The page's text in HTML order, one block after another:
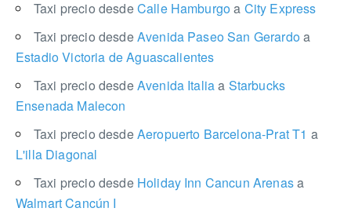
Taxi precio desdeCalle Hamburgoa City Express
Taxi precio desdeAvenida Paseo San Gerardoa
Estadio Victoria de Aguascalientes
Taxi precio desdeAvenida Italiaa Starbucks
Ensenada Malecon
Taxi precio desdeAeropuerto Barcelona-Prat T1 a
L'illa Diagonal
Taxi precio desde Holiday Inn Cancun Arenasa
Walmart Cancún I